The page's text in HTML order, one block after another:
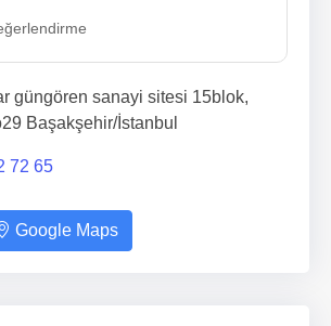
güngören sanayi sitesi 15blok,
Başakşehir/İstanbul
72 65
Google Maps